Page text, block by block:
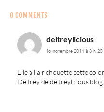
0 COMMENTS
deltreylicious
16 novembre 2014 à 8 h 20
Elle a l’air chouette cette
Deltrey de deltreylicious